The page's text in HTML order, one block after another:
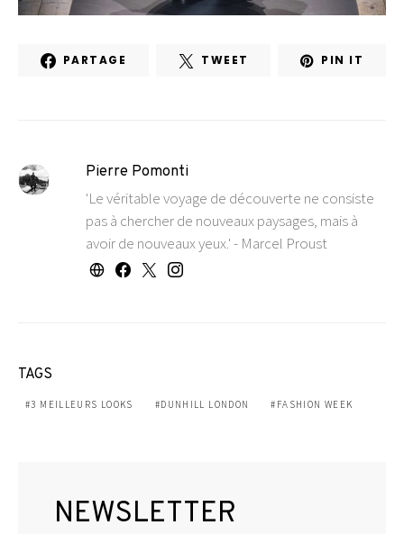
PARTAGE TWEET PIN IT
Pierre Pomonti
'Le véritable voyage de découverte ne consiste
pas à chercher de nouveaux paysages, mais à
avoir de nouveaux yeux.' - Marcel Proust
TAGS
3 MEILLEURS LOOKS DUNHILL LONDON FASHION WEEK
NEWSLETTER